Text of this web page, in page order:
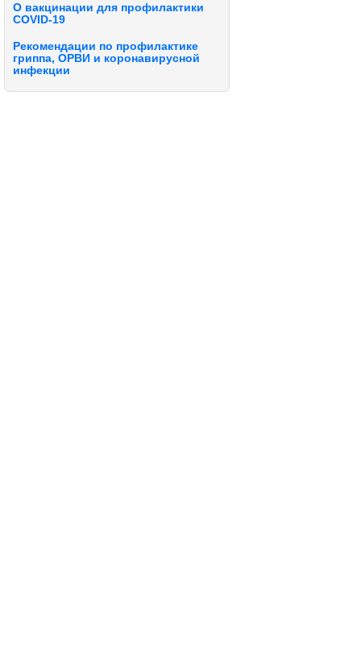
О вакцинации для профилактики
COVID-19
Рекомендации по профилактике
гриппа, ОРВИ и коронавирусной
инфекции